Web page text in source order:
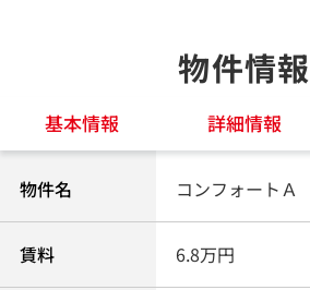
物件情報
基本情報 詳細情報
物件名 コンフォートＡ
賃料 6.8万円